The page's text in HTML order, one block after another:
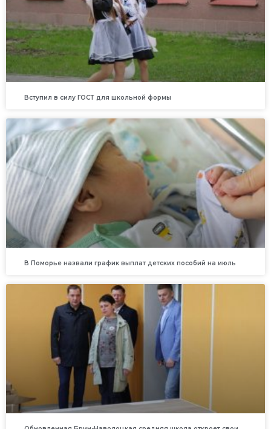
Вступил в силу ГОСТ для школьной формы
В Поморье назвали график выплат детских пособий на июль